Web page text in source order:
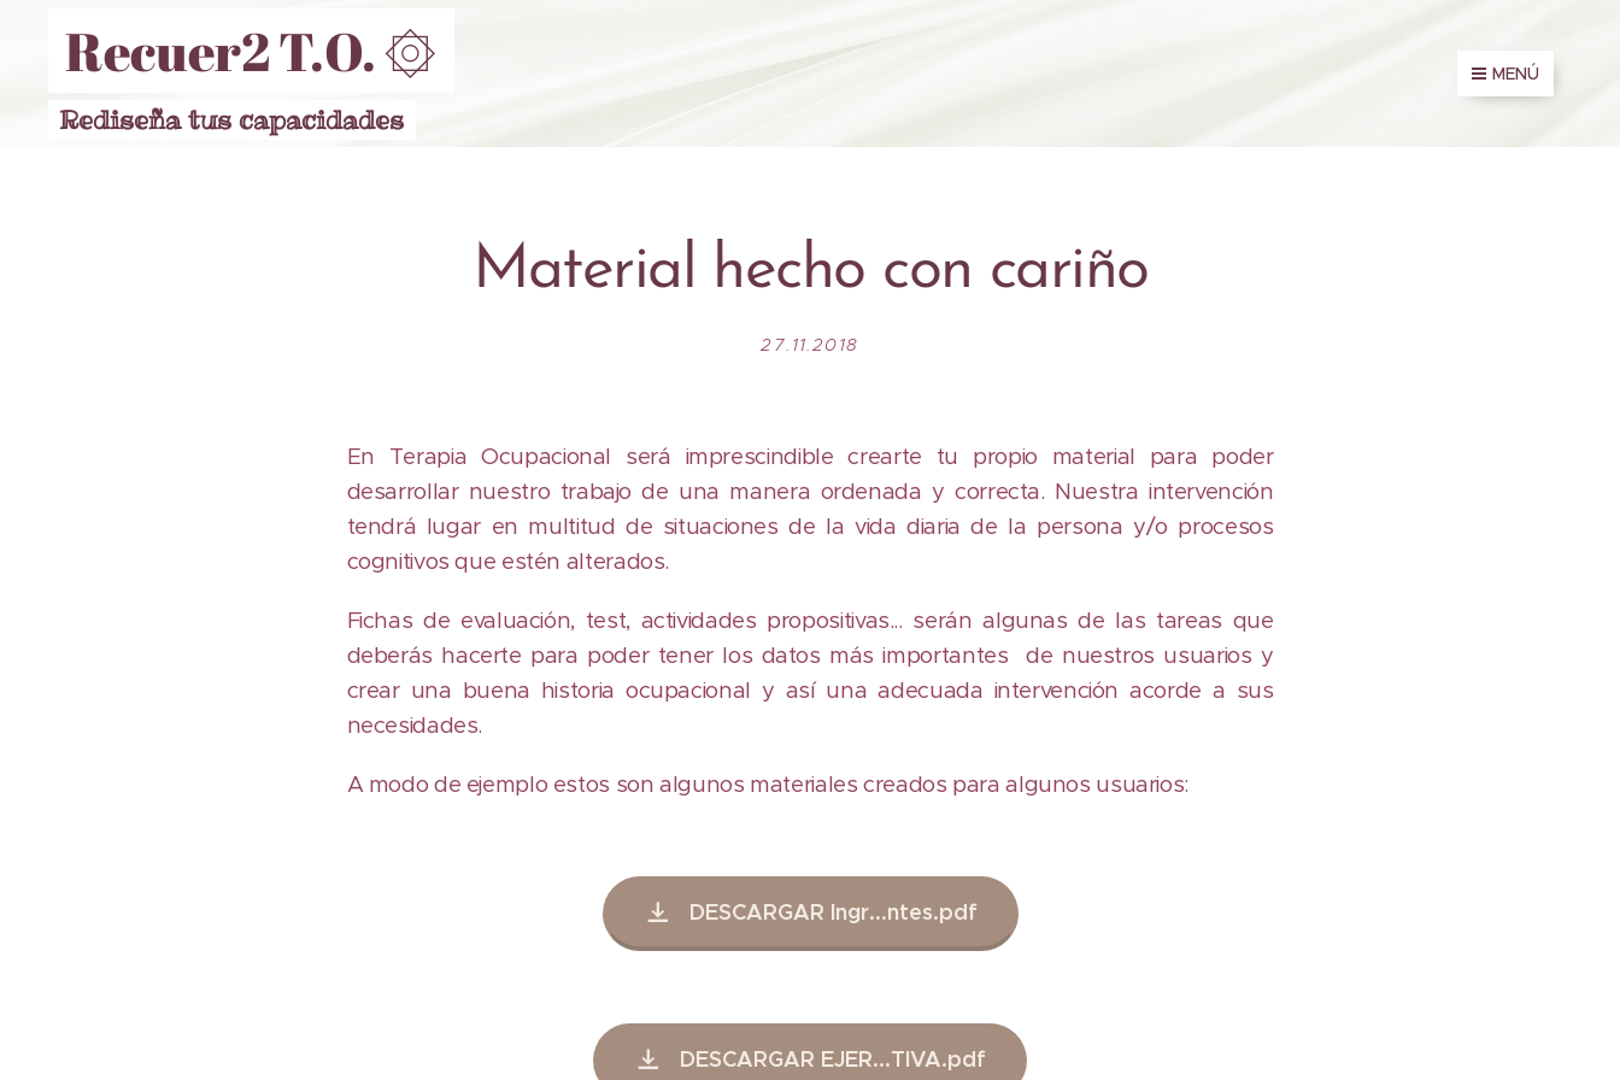
Recuer2 T.O. ۞
Rediseña tus capacidades
MENÚ
Material hecho con cariño
27.11.2018
En Terapia Ocupacional será imprescindible crearte tu propio material para poder
desarrollar nuestro trabajo de una manera ordenada y correcta. Nuestra intervención
tendrá lugar en multitud de situaciones de la vida diaria de la persona y/o procesos
cognitivos que estén alterados.
Fichas de evaluación, test, actividades propositivas... serán algunas de las tareas que
deberás hacerte para poder tener los datos más importantes de nuestros usuarios y
crear una buena historia ocupacional y así una adecuada intervención acorde a sus
necesidades.
A modo de ejemplo estos son algunos materiales creados para algunos usuarios:
DESCARGAR Ingr...ntes.pdf
DESCARGAR EJER...TIVA.pdf